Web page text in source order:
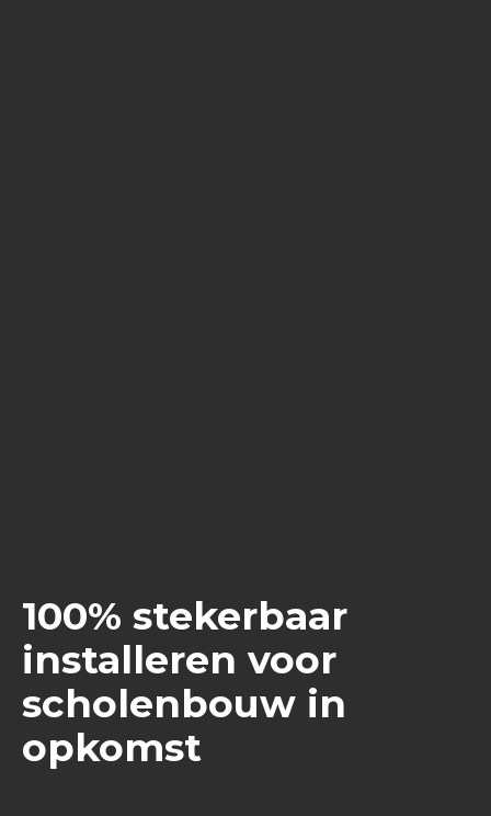
100% stekerbaar
installeren voor
scholenbouw in
opkomst